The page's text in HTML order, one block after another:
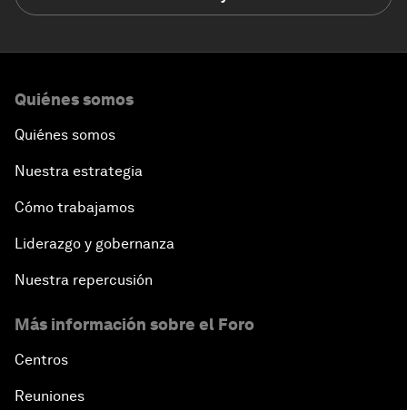
Quiénes somos
Quiénes somos
Nuestra estrategia
Cómo trabajamos
Liderazgo y gobernanza
Nuestra repercusión
Más información sobre el Foro
Centros
Reuniones